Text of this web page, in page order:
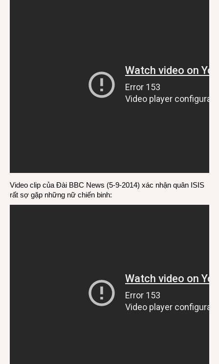
Video clip của Đài BBC News (5-9-2014) xác nhận quân ISIS
rất sợ gặp những nữ chiến binh: